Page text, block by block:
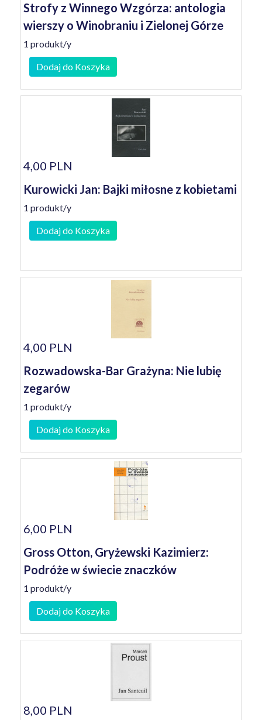
Strofy z Winnego Wzgórza: antologia
wierszy o Winobraniu i Zielonej Górze
1 produkt/y
Dodaj do Koszyka
4,00 PLN
Kurowicki Jan: Bajki miłosne z kobietami
1 produkt/y
Dodaj do Koszyka
4,00 PLN
Rozwadowska-Bar Grażyna: Nie lubię
zegarów
1 produkt/y
Dodaj do Koszyka
6,00 PLN
Gross Otton, Gryżewski Kazimierz:
Podróże w świecie znaczków
1 produkt/y
Dodaj do Koszyka
8,00 PLN